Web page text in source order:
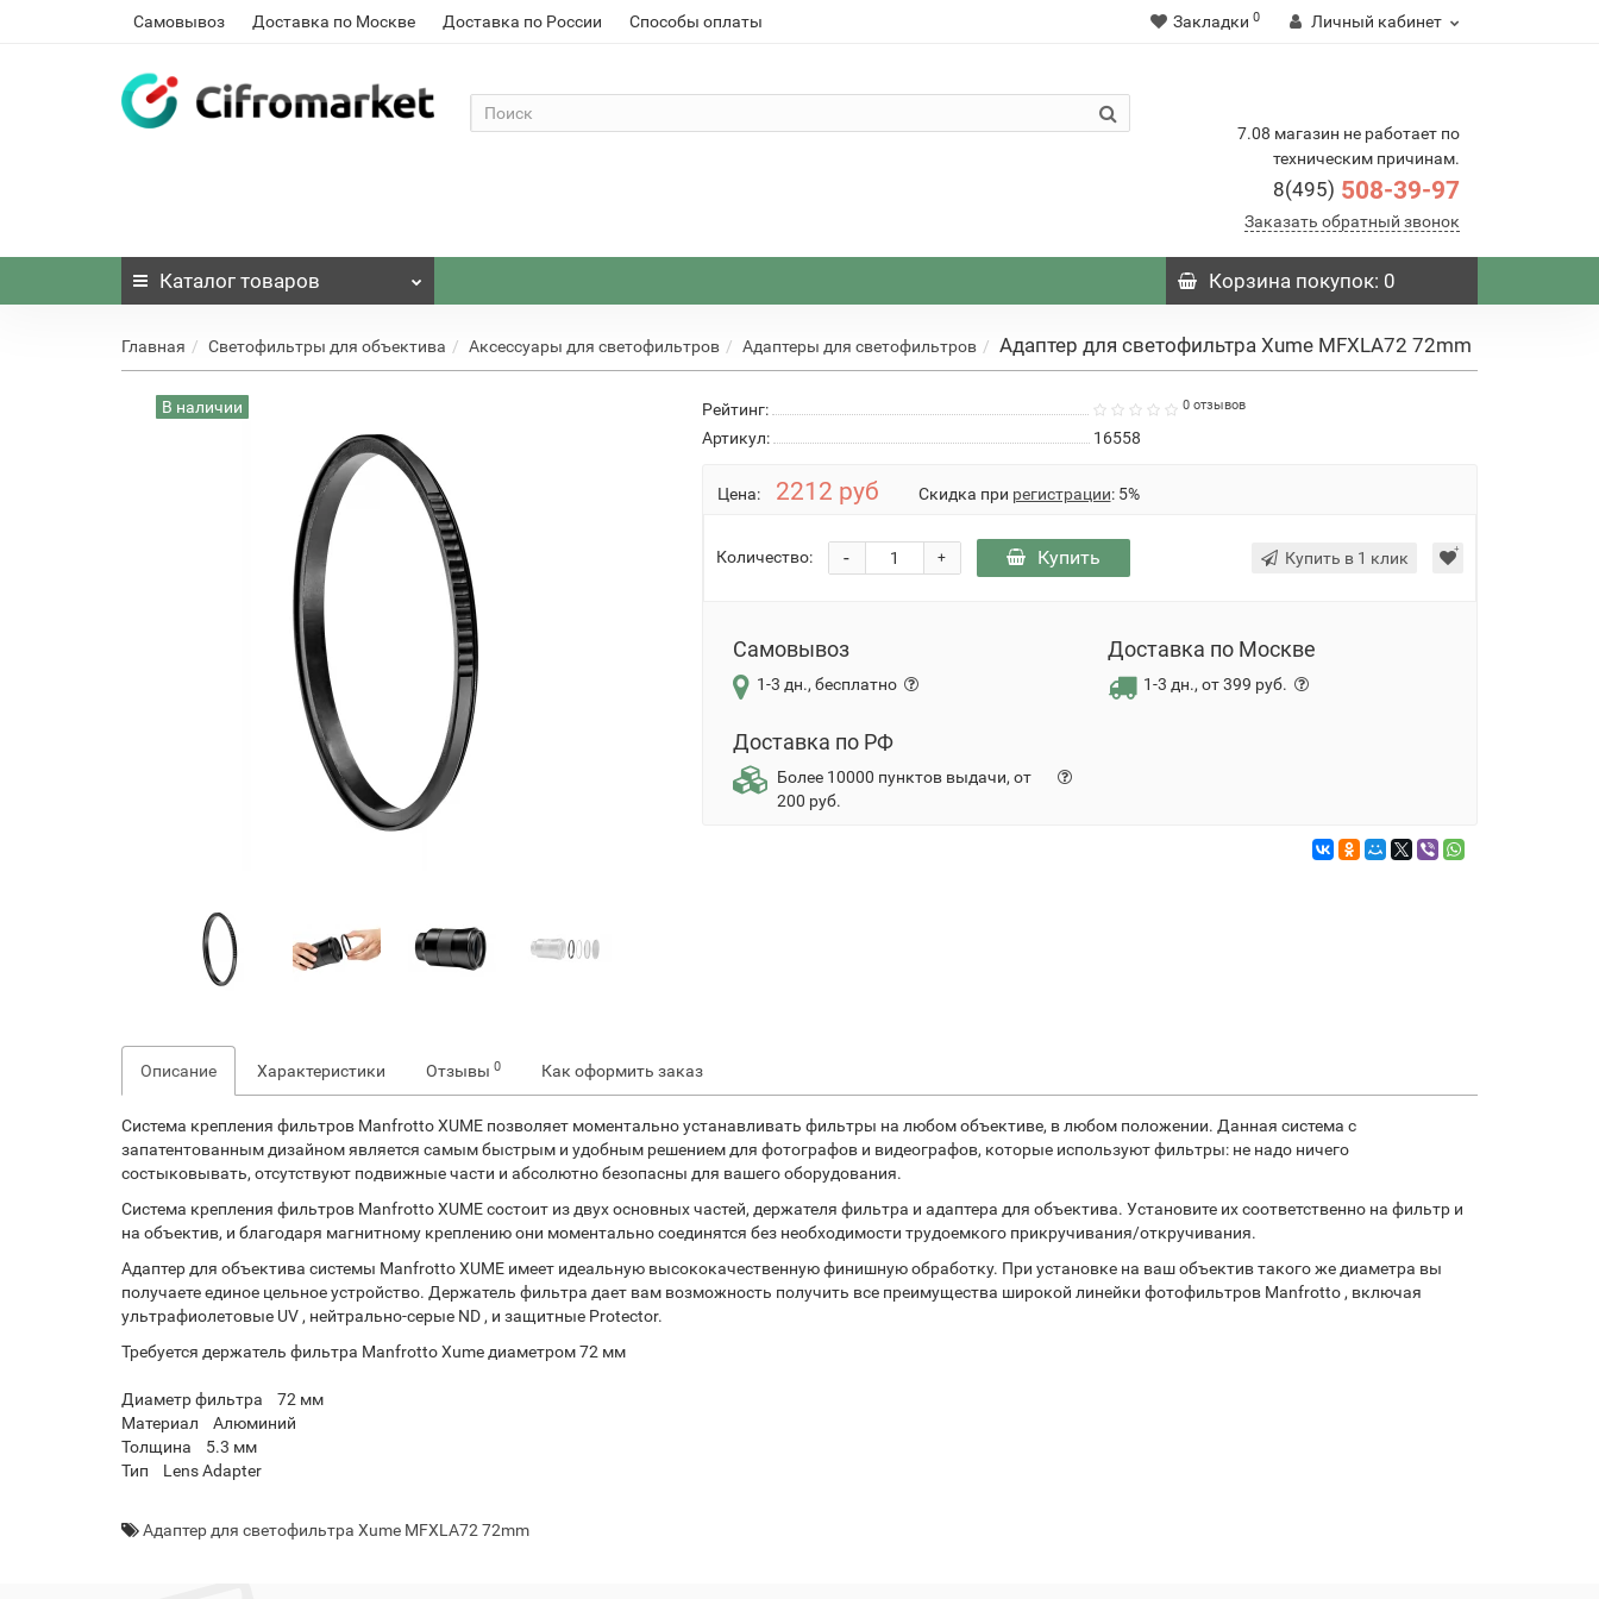
Самовывоз Доставка по Москве Доставка по России Способы оплаты Закладки 0 Личный кабинет
7.08 магазин не работает по
техническим причинам.
8(495) 508-39-97
Заказать обратный звонок
Каталог товаров Корзинапокупок: 0
Главная Светофильтры для объектива Аксессуары для светофильтров Адаптеры для светофильтров Адаптер для светофильтра Xume MFXLA72 72mm
В наличии Рейтинг: 0 отзывов
Артикул: 16558
Цена: 2212 руб Скидка при регистрации: 5%
Количество: +
- Купить Купить в 1 клик
Самовывоз
1-3 дн., бесплатно
Доставка по Москве
1-3 дн., от 399 руб.
Доставка по РФ
Более 10000 пунктов выдачи, от
200 руб.
Описание Характеристики Отзывы 0 Как оформить заказ
Система крепления фильтров Manfrotto XUME позволяет моментально устанавливать фильтры на любом объективе, в любом положении. Данная система с
запатентованным дизайном является самым быстрым и удобным решением для фотографов и видеографов, которые используют фильтры: не надо ничего
состыковывать, отсутствуют подвижные части и абсолютно безопасны для вашего оборудования.
Система крепления фильтров Manfrotto XUME состоит из двух основных частей, держателя фильтра и адаптера для объектива. Установите их соответственно на фильтр и
на объектив, и благодаря магнитному креплению они моментально соединятся без необходимости трудоемкого прикручивания/откручивания.
Адаптер для объектива системы Manfrotto XUME имеет идеальную высококачественную финишную обработку. При установке на ваш объектив такого же диаметра вы
получаете единое цельное устройство. Держатель фильтра дает вам возможность получить все преимущества широкой линейки фотофильтров Manfrotto , включая
ультрафиолетовые UV , нейтрально-серые ND , и защитные Protector.
Требуется держатель фильтра Manfrotto Xume диаметром 72 мм
Диаметр фильтра 72 мм
Материал Алюминий
Толщина 5.3 мм
Тип Lens Adapter
Адаптер для светофильтра Xume MFXLA72 72mm